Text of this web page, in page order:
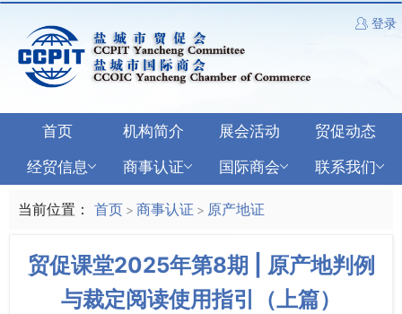
登录
首页 机构简介 展会活动
贸促动态
经贸信息
商事认证 国际商会 联系我们
当前位置： 首页 > 商事认证 > 原产地证
贸促课堂2025年第8期 | 原产地判例
与裁定阅读使用指引（上篇）